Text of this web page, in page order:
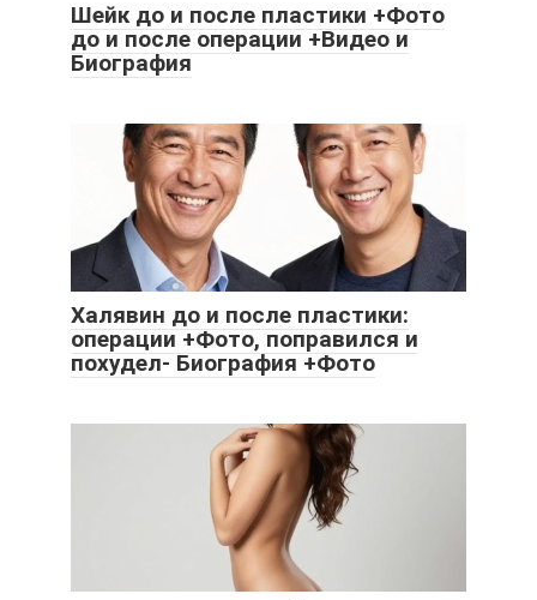
Шейк до и после пластики +Фото
до и после операции +Видео и
Биография
Халявин до и после пластики:
операции +Фото, поправился и
похудел- Биография +Фото